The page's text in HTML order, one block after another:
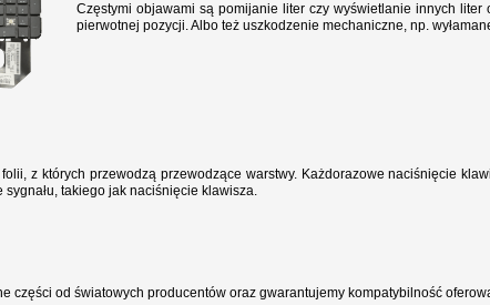
Częstymi objawami są pomijanie liter czy wyświetlanie innych
pierwotnej pozycji. Albo też uszkodzenie mechaniczne, np.
z których przewodzą przewodzące warstwy. Każdorazowe naciśnięcie
takiego jak naciśnięcie klawisza.
części od światowych producentów oraz gwarantujemy kompatybilność